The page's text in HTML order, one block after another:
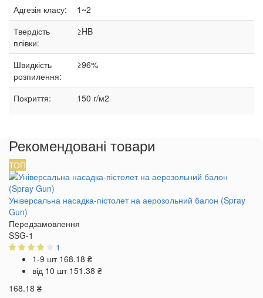
Адгезія класу:
1~2
Твердість
плівки:
≥HB
Швидкість
розпилення:
≥96%
Покриття: 150 г/м2
Рекомендовані товари
ТОП
Універсальна насадка-пістолет на аерозольний балон (Spray
Gun)
Передзамовлення
SSG-1
1
1-9 шт 168.18 ₴
від 10 шт 151.38 ₴
168.18 ₴